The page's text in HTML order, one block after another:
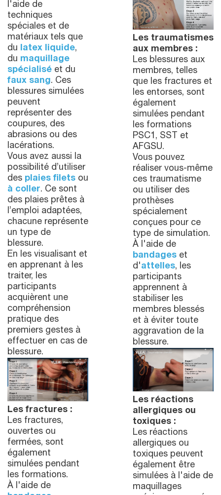
l'aide de
techniques
spéciales et de
matériaux tels que
du latex liquide,
du maquillage
spécialisé et du
faux sang. Ces
blessures simulées
peuvent
représenter des
coupures, des
abrasions ou des
lacérations.
Vous avez aussi la
possibilité d’utiliser
des plaies filets ou
à coller. Ce sont
des plaies prêtes à
l’emploi adaptées,
chacune représente
un type de
blessure.
En les visualisant et
en apprenant à les
traiter, les
participants
acquièrent une
compréhension
pratique des
premiers gestes à
effectuer en cas de
blessure.
Les fractures :
Les fractures,
ouvertes ou
fermées, sont
également
simulées pendant
les formations.
À l'aide de
Les traumatismes
aux membres :
Les blessures aux
membres, telles
que les fractures et
les entorses, sont
également
simulées pendant
les formations
PSC1, SST et
AFGSU.
Vous pouvez
réaliser vous-même
ces traumatisme
ou utiliser des
prothèses
spécialement
conçues pour ce
type de simulation.
À l'aide de
bandages et
d'attelles, les
participants
apprennent à
stabiliser les
membres blessés
et à éviter toute
aggravation de la
blessure.
Les réactions
allergiques ou
toxiques :
Les réactions
allergiques ou
toxiques peuvent
également être
simulées à l'aide de
maquillages